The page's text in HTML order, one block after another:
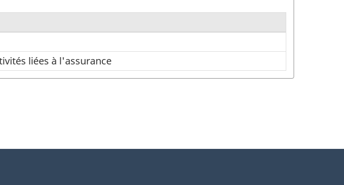
liées à l'assurance